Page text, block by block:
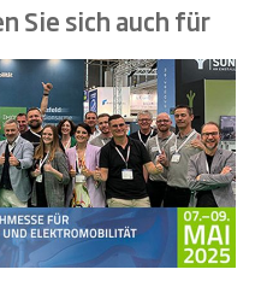
Sie sich auch für